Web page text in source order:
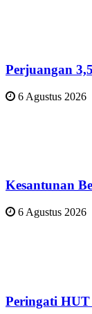
Perjuangan
6 Agustus 2026
Kesantunan
6 Agustus 2026
Peringati HUT